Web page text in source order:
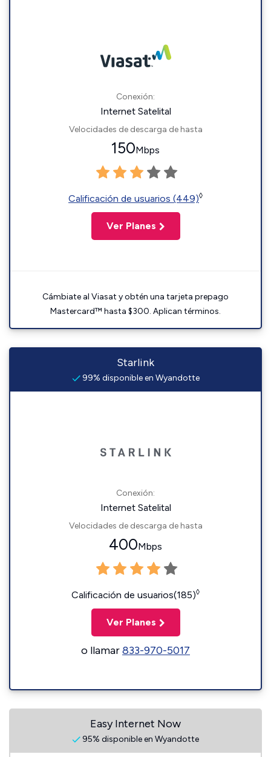
Conexión:
Internet Satelital
Velocidades de descarga de hasta
150Mbps
Calificación de usuarios (449)◊
Ver Planes
Cámbiate al Viasat y obtén una tarjeta prepago
Mastercard™ hasta $300. Aplican términos.
Starlink
99% disponible en Wyandotte
Conexión:
Internet Satelital
Velocidades de descarga de hasta
400Mbps
Calificación de usuarios(185)◊
Ver Planes
o llamar833-970-5017
Easy Internet Now
95% disponible en Wyandotte